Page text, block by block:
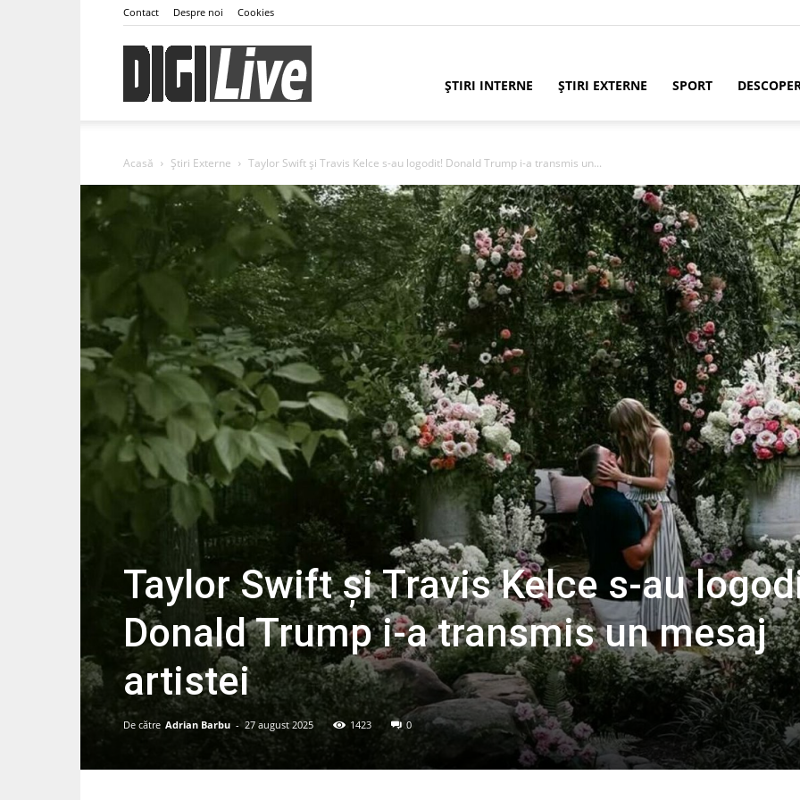
Contact Despre noi Cookies
ȘTIRI INTERNE ȘTIRI EXTERNE SPORT
Acasă Știri Externe Taylor Swift și Travis Kelce s-au logodit! Donald Trump i-a transmis un...
Taylor Swift și Travis Kelce s-au
Donald Trump i-a transmis un mesaj
artistei
De către Adrian Barbu - 27 august 2025 1423 0